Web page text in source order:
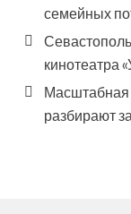
семейных
кинотеатра
Масштабная
разбирают